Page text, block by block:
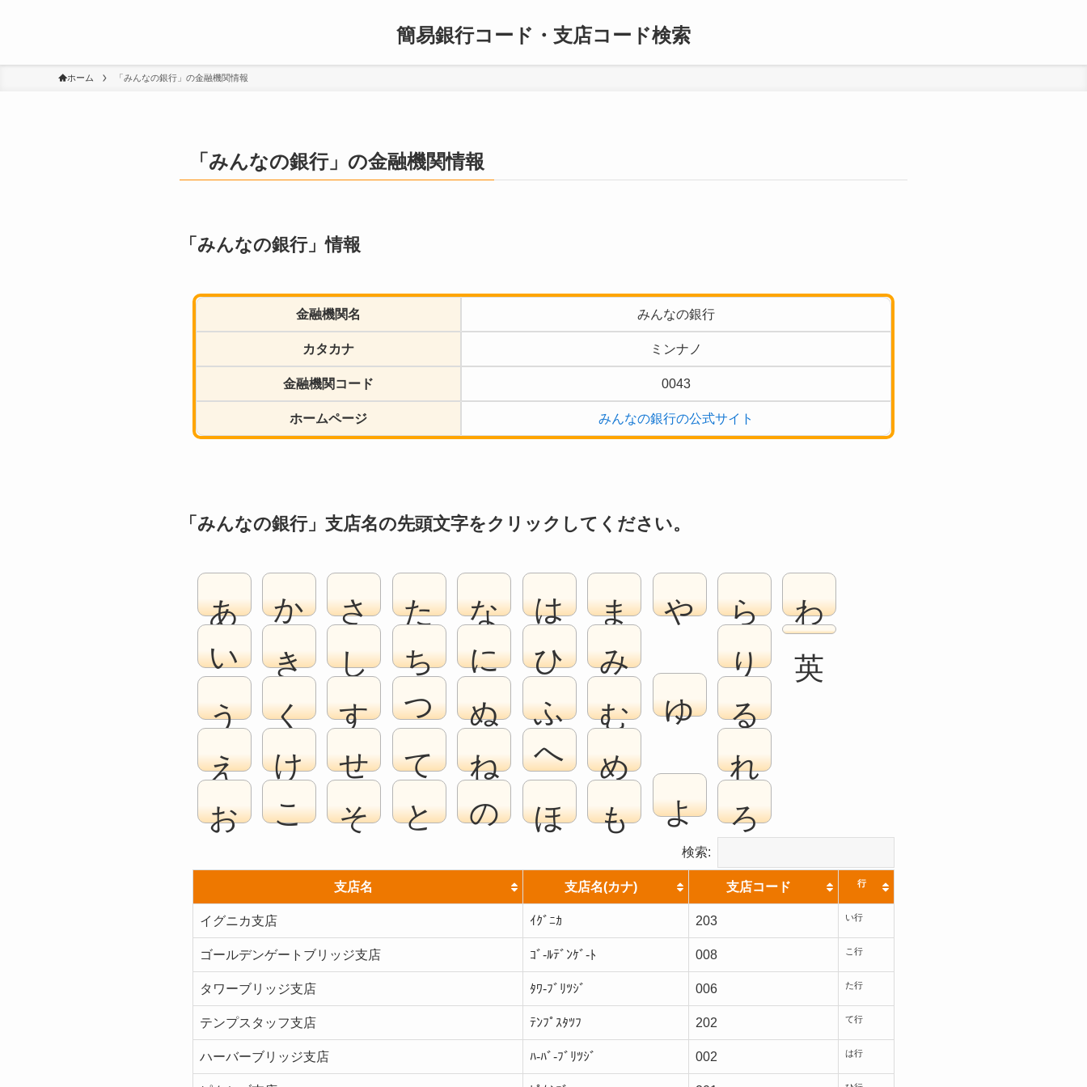
簡易銀行コード・支店コード検索
ホーム 「みんなの銀行」の金融機関情報
「みんなの銀行」の金融機関情報
「みんなの銀行」情報
金融機関名 みんなの銀行
カタカナ ミンナノ
金融機関コード 0043
ホームページ みんなの銀行の公式サイト
「みんなの銀行」支店名の先頭文字をクリックしてください。
あ
い
う
え
お
か
き
く
け
こ
さ
し
す
せ
そ
た
ち
つ
て
と
な
に
ぬ
ね
の
は
ひ
ふ
へ
ほ
ま
み
む
め
も
や
ゆ
よ
ら
り
る
れ
ろ
わ
検索:
支店名 支店名(カナ) 支店コード 行
イグニカ支店 ｲｸﾞﾆｶ 203 い行
ゴールデンゲートブリッジ支店 ｺﾞ-ﾙﾃﾞﾝｹﾞ-ﾄ 008 こ行
タワーブリッジ支店 ﾀﾜ-ﾌﾞﾘﾂｼﾞ 006 た行
テンプスタッフ支店 ﾃﾝﾌﾟｽﾀﾂﾌ 202 て行
ハーバーブリッジ支店 ﾊ-ﾊﾞ-ﾌﾞﾘﾂｼﾞ 002 は行